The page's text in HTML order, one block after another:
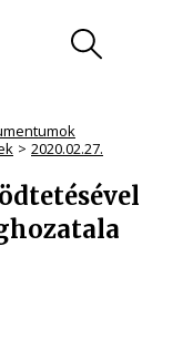
2020.02.27.